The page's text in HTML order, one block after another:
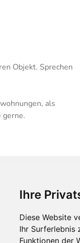
Ihre
Diese Website
Ihr Surferlebnis
Funktionen der
Objekt. Sprechen
als
gerne.
Makler:innen